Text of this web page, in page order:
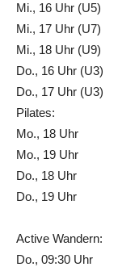
Mi., 16 Uhr (U5)
Mi., 17 Uhr (U7)
Mi., 18 Uhr (U9)
Do., 16 Uhr (U3)
Do., 17 Uhr (U3)
Pilates:
Mo., 18 Uhr
Mo., 19 Uhr
Do., 18 Uhr
Do., 19 Uhr
Active Wandern:
Do., 09:30 Uhr